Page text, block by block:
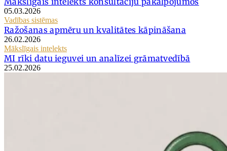
05.03.2026
Vadības sistēmas
Ražošanas apmēru un kvalitātes kāpināšana
26.02.2026
Mākslīgais intelekts
MI rīki datu ieguvei un analīzei grāmatvedībā
25.02.2026